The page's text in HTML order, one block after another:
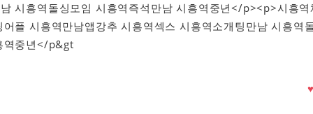
시흥역돌싱모임 시흥역즉석만남 시흥역중년</p><p>시흥역
플 시흥역만남앱강추 시흥역섹스 시흥역소개팅만남 시흥역
역중년</p&gt